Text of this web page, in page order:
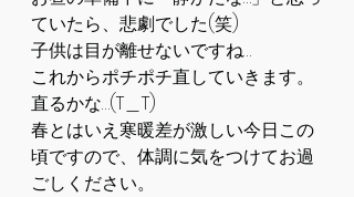
ていたら、悲劇でした(笑)
子供は目が離せないですね…
これからポチポチ直していきます。
直るかな…(T＿T)
春とはいえ寒暖差が激しい今日この
頃ですので、体調に気をつけてお過
ごしください。